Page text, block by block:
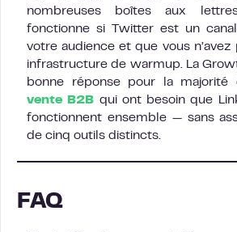
nombreuses boîtes aux
fonctionne si Twitter est un
votre audience et que vous n’avez
infrastructure de warmup. La
bonne réponse pour la majorité
vente B2B qui ont besoin que
fonctionnent ensemble — sans
de cinq outils distincts.
FAQ